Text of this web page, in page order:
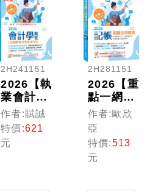
2H241151
2026【執
業會計師
年年再
版】會計
學概要
(含國際
作者:賦誠
特價:621
元
2H281151
2026【重
點一網打
盡】記帳
相關法規
概要(包
含記帳士
法、商業
作者:歐欣
亞
特價:513
元